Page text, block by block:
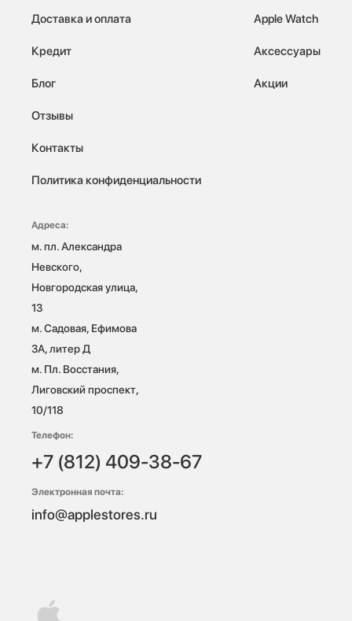
Доставка и оплата
Кредит
Блог
Отзывы
Контакты
Политика конфиденциальности
Apple Watch
Аксессуары
Акции
Адреса:
м. пл. Александра
Невского,
Новгородская улица,
13
м. Садовая, Ефимова
3А, литер Д
м. Пл. Восстания,
Лиговский проспект,
10/118
Телефон:
+7 (812) 409-38-67
Электронная почта:
info@applestores.ru